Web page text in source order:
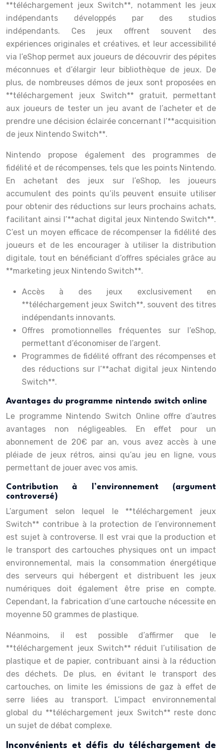
**téléchargement jeux Switch**, notamment les jeux
indépendants développés par des studios
indépendants. Ces jeux offrent souvent des
expériences originales et créatives, et leur accessibilité
via l’eShop permet aux joueurs de découvrir des pépites
méconnues et d’élargir leur bibliothèque de jeux. De
plus, de nombreuses démos de jeux sont proposées en
**téléchargement jeux Switch** gratuit, permettant
aux joueurs de tester un jeu avant de l’acheter et de
prendre une décision éclairée concernant l’**acquisition
de jeux Nintendo Switch**.
Nintendo propose également des programmes de
fidélité et de récompenses, tels que les points Nintendo.
En achetant des jeux sur l’eShop, les joueurs
accumulent des points qu’ils peuvent ensuite utiliser
pour obtenir des réductions sur leurs prochains achats,
facilitant ainsi l’**achat digital jeux Nintendo Switch**.
C’est un moyen efficace de récompenser la fidélité des
joueurs et de les encourager à utiliser la distribution
digitale, tout en bénéficiant d’offres spéciales grâce au
**marketing jeux Nintendo Switch**.
Accès à des jeux exclusivement en
**téléchargement jeux Switch**, souvent des titres
indépendants innovants.
Offres promotionnelles fréquentes sur l’eShop,
permettant d’économiser de l’argent.
Programmes de fidélité offrant des récompenses et
des réductions sur l’**achat digital jeux Nintendo
Switch**.
Avantages du programme nintendo switch online
Le programme Nintendo Switch Online offre d’autres
avantages non négligeables. En effet pour un
abonnement de 20€ par an, vous avez accès à une
pléiade de jeux rétros, ainsi qu’au jeu en ligne, vous
permettant de jouer avec vos amis.
Contribution à l’environnement (argument
controversé)
L’argument selon lequel le **téléchargement jeux
Switch** contribue à la protection de l’environnement
est sujet à controverse. Il est vrai que la production et
le transport des cartouches physiques ont un impact
environnemental, mais la consommation énergétique
des serveurs qui hébergent et distribuent les jeux
numériques doit également être prise en compte.
Cependant, la fabrication d’une cartouche nécessite en
moyenne 50 grammes de plastique.
Néanmoins, il est possible d’affirmer que le
**téléchargement jeux Switch** réduit l’utilisation de
plastique et de papier, contribuant ainsi à la réduction
des déchets. De plus, en évitant le transport des
cartouches, on limite les émissions de gaz à effet de
serre liées au transport. L’impact environnemental
global du **téléchargement jeux Switch** reste donc
un sujet de débat complexe.
Inconvénients et défis du téléchargement de